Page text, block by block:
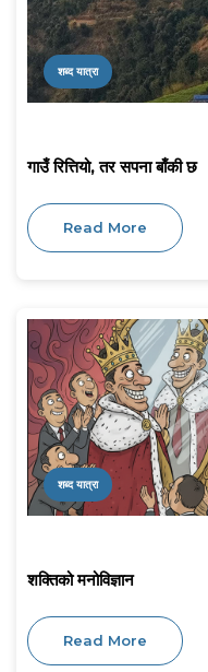
शब्द यात्रा
गाउँ रित्तियो, तर सपना बाँकी छ
Read More
शब्द यात्रा
शक्तिको मनोविज्ञान
Read More